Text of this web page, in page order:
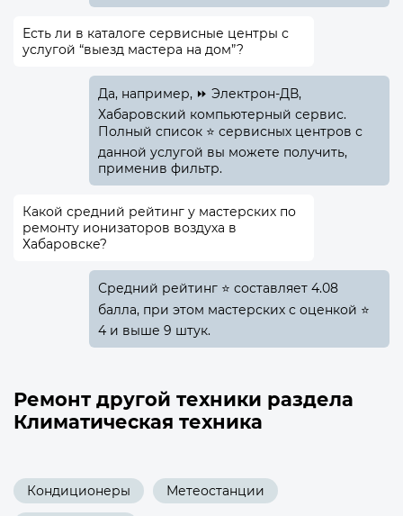
Есть ли в каталоге сервисные центры с
услугой “выезд мастера на дом”?
Да, например, ⏩ Электрон-ДВ,
Хабаровский компьютерный сервис.
Полный список ⭐ сервисных центров с
данной услугой вы можете получить,
применив фильтр.
Какой средний рейтинг у мастерских по
ремонту ионизаторов воздуха в
Хабаровске?
Средний рейтинг ⭐ составляет 4.08
балла, при этом мастерских с оценкой ⭐
4 и выше 9 штук.
Ремонт другой техники раздела
Климатическая техника
Кондиционеры Метеостанции